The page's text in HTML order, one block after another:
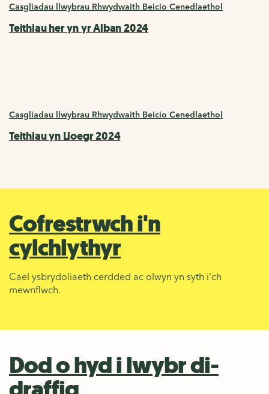
Casgliadau llwybrau Rhwydwaith Beicio Cenedlaethol
Teithiau her yn yr Alban 2024
Casgliadau llwybrau Rhwydwaith Beicio Cenedlaethol
Teithiau yn Lloegr 2024
Cofrestrwch i'n
cylchlythyr
Cael ysbrydoliaeth cerdded ac olwyn yn syth i'ch
mewnflwch.
Dod o hyd i lwybr di-